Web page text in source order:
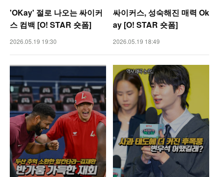
'OKay' 절로 나오는 싸이커
스 컴백 [O! STAR 숏폼]
2026.05.19 19:30
싸이커스, 성숙해진 매력 Ok
ay [O! STAR 숏폼]
2026.05.19 18:49